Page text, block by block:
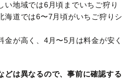
い地域では6月頃までいちご狩り
海道では6〜7月頃がいちご狩りシ
金が高く、4月〜5月は料金が安く
どは異なるので、事前に確認する